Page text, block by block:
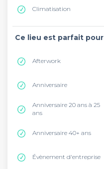
Climatisation
Ce lieu est parfait pour
Afterwork
Anniversaire
Anniversaire 20 ans à 25
ans
Anniversaire 40+ ans
Évènement d'entreprise